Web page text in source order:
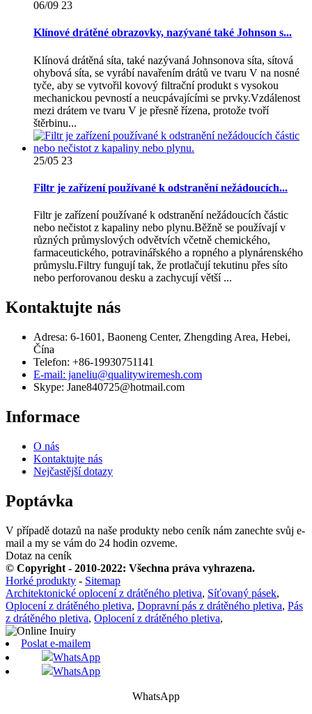
06/09 23
Klínové drátěné obrazovky, nazývané také Johnson s...
Klínová drátěná síta, také nazývaná Johnsonova síta, sítová
ohybová síta, se vyrábí navařením drátů ve tvaru V na nosné
tyče, aby se vytvořil kovový filtrační produkt s vysokou
mechanickou pevností a neucpávajícími se prvky.Vzdálenost
mezi drátem ve tvaru V je přesně řízena, protože tvoří
štěrbinu...
25/05 23
Filtr je zařízení používané k odstranění nežádoucích...
Filtr je zařízení používané k odstranění nežádoucích částic
nebo nečistot z kapaliny nebo plynu.Běžně se používají v
různých průmyslových odvětvích včetně chemického,
farmaceutického, potravinářského a ropného a plynárenského
průmyslu.Filtry fungují tak, že protlačují tekutinu přes síto
nebo perforovanou desku a zachycují větší ...
Kontaktujte nás
Adresa: 6-1601, Baoneng Center, Zhengding Area, Hebei,
Čína
Telefon: +86-19930751141
E-mail: janeliu@qualitywiremesh.com
Skype: Jane840725@hotmail.com
Informace
O nás
Kontaktujte nás
Nejčastější dotazy
Poptávka
V případě dotazů na naše produkty nebo ceník nám zanechte svůj e-
mail a my se vám do 24 hodin ozveme.
Dotaz na ceník
© Copyright - 2010-2022: Všechna práva vyhrazena.
Horké produkty - Sitemap
Architektonické oplocení z drátěného pletiva, Síťovaný pásek,
Oplocení z drátěného pletiva, Dopravní pás z drátěného pletiva, Pás
z drátěného pletiva, Oplocení z drátěného pletiva,
Poslat e-mailem
WhatsApp
WhatsApp
WhatsApp